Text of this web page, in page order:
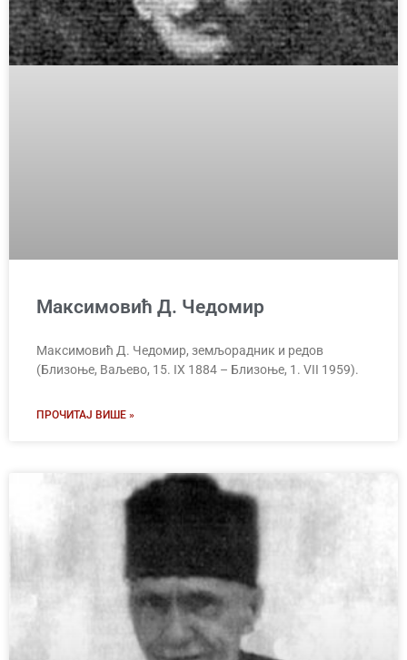
Максимовић Д. Чедомир
Максимовић Д. Чедомир, земљорадник и редов
(Близоње, Ваљево, 15. IX 1884 – Близоње, 1. VII 1959).
ПРОЧИТАЈ ВИШЕ »